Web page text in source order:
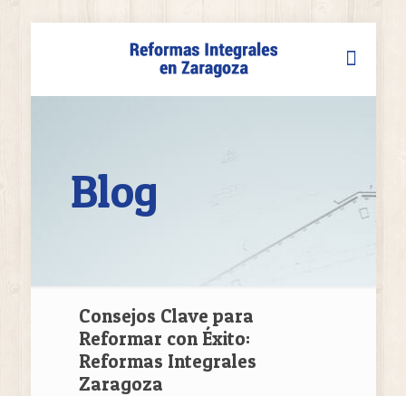
Blog
Consejos Clave para
Reformar con Éxito:
Reformas Integrales
Zaragoza